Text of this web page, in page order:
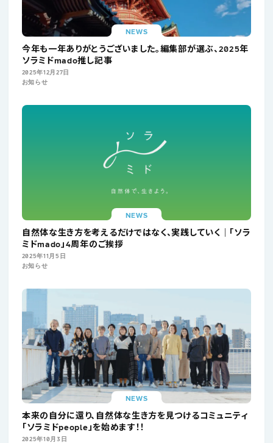
NEWS
今年も一年ありがとうございました。編集部が選ぶ、2025年
ソラミドmado推し記事
2025年12月27日
お知らせ
NEWS
自然体な生き方を考えるだけではなく、実践していく｜「ソラ
ミドmado」4周年のご挨拶
2025年11月5日
お知らせ
NEWS
本来の自分に還り、自然体な生き方を見つけるコミュニティ
「ソラミドpeople」を始めます！！
2025年10月3日